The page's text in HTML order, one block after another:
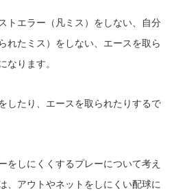
トエラー（凡ミス）をしない、自分
れたミス）をしない、エースを取ら
なります。
したり、エースを取られたりするで
をしにくくするプレーについて考え
、アウトやネットをしにくい配球に